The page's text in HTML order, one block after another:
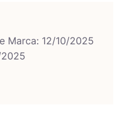
Marca: 12/10/2025